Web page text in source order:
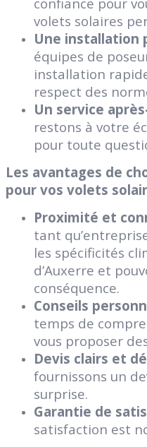
volets solaires
Une installation
équipes de
installation
respect des
Un service
restons à votre
pour toute
Les avantages de
pour vos volets
Proximité et
tant
les spécificités
d’Auxerre et
conséquence.
Conseils
temps de
vous proposer
Devis clairs et
fournissons un
surprise.
Garantie de
satisfaction est